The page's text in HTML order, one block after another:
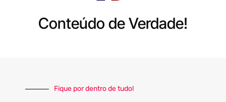
Conteúdo de Verdade!
Fique por dentro de tudo!